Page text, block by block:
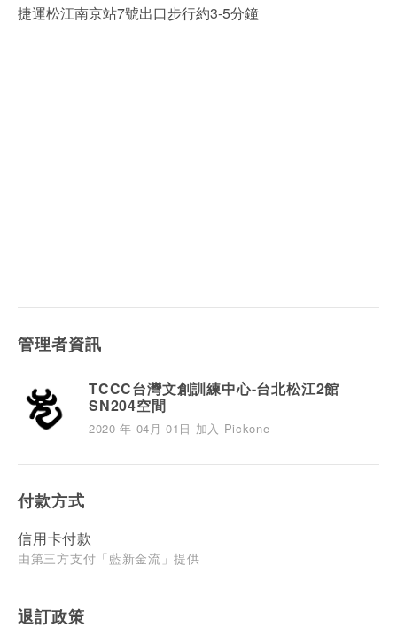
捷運松江南京站7號出口步行約3-5分鐘
管理者資訊
TCCC台灣文創訓練中心-台北松江2館
SN204空間
2020 年 04月 01日 加入 Pickone
付款方式
信用卡付款
由第三方支付「藍新金流」提供
退訂政策